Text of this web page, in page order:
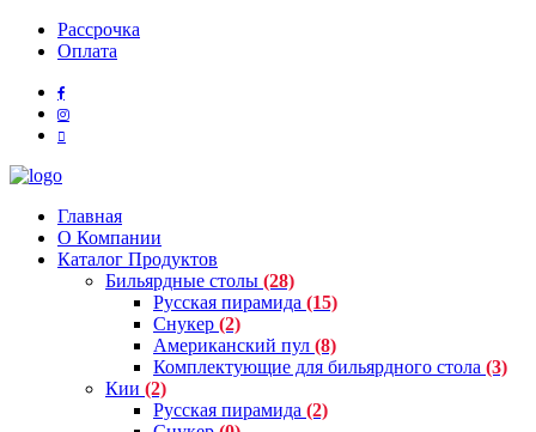
Рассрочка
Оплата
Главная
О Компании
Каталог Продуктов
Бильярдные столы (28)
Русская пирамида (15)
Снукер (2)
Американский пул (8)
Комплектующие для бильярдного стола (3)
Кии (2)
Русская пирамида (2)